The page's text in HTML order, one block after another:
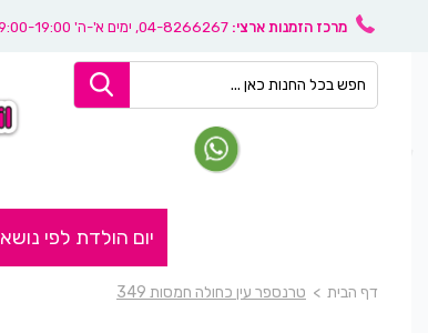
מרכז הזמנות ארצי: 04-8266267, ימים א'-ה' 9:00-19:00, ו’ 08:30-14:00
יום הולדת לפי נושא
דף הבית > טרנספר עין כחולה חמסות 349